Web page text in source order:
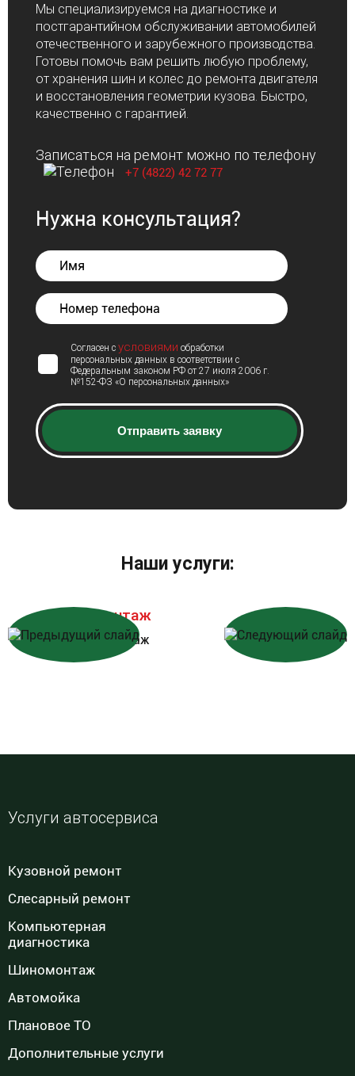
Мы специализируемся на диагностике и
постгарантийном обслуживании автомобилей
отечественного и зарубежного производства.
Готовы помочь вам решить любую проблему,
от хранения шин и колес до ремонта двигателя
и восстановления геометрии кузова. Быстро,
качественно с гарантией.
Записаться на ремонт можно по телефону
+7 (4822) 42 72 77
Нужна консультация?
Согласен с условиями обработки
персональных данных в соответствии с
Федеральным законом РФ от 27 июля 2006 г.
№152-ФЗ «О персональных данных»
Отправить заявку
Наши услуги:
Шиномонтаж
Услуги автосервиса
Кузовной ремонт
Слесарный ремонт
Компьютерная
диагностика
Шиномонтаж
Автомойка
Плановое ТО
Дополнительные услуги